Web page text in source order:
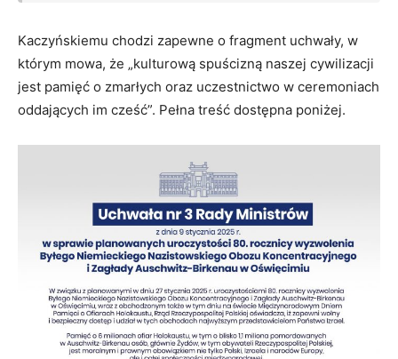
Kaczyńskiemu chodzi zapewne o fragment uchwały, w
którym mowa, że „kulturową spuścizną naszej cywilizacji
jest pamięć o zmarłych oraz uczestnictwo w ceremoniach
oddających im cześć”. Pełna treść dostępna poniżej.